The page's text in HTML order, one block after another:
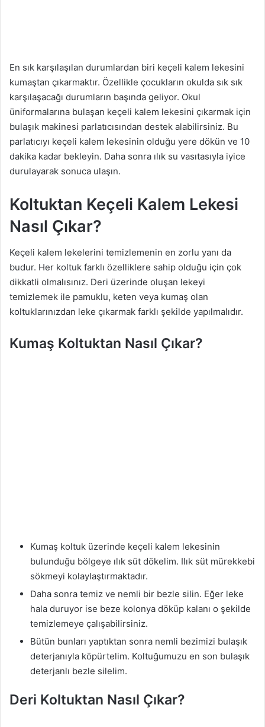
En sık karşılaşılan durumlardan biri keçeli kalem lekesini
kumaştan çıkarmaktır. Özellikle çocukların okulda sık sık
karşılaşacağı durumların başında geliyor. Okul
üniformalarına bulaşan keçeli kalem lekesini çıkarmak için
bulaşık makinesi parlatıcısından destek alabilirsiniz. Bu
parlatıcıyı keçeli kalem lekesinin olduğu yere dökün ve 10
dakika kadar bekleyin. Daha sonra ılık su vasıtasıyla iyice
durulayarak sonuca ulaşın.
Koltuktan Keçeli Kalem Lekesi
Nasıl Çıkar?
Keçeli kalem lekelerini temizlemenin en zorlu yanı da
budur. Her koltuk farklı özelliklere sahip olduğu için çok
dikkatli olmalısınız. Deri üzerinde oluşan lekeyi
temizlemek ile pamuklu, keten veya kumaş olan
koltuklarınızdan leke çıkarmak farklı şekilde yapılmalıdır.
Kumaş Koltuktan Nasıl Çıkar?
Kumaş koltuk üzerinde keçeli kalem lekesinin
bulunduğu bölgeye ılık süt dökelim. Ilık süt mürekkebi
sökmeyi kolaylaştırmaktadır.
Daha sonra temiz ve nemli bir bezle silin. Eğer leke
hala duruyor ise beze kolonya döküp kalanı o şekilde
temizlemeye çalışabilirsiniz.
Bütün bunları yaptıktan sonra nemli bezimizi bulaşık
deterjanıyla köpürtelim. Koltuğumuzu en son bulaşık
deterjanlı bezle silelim.
Deri Koltuktan Nasıl Çıkar?